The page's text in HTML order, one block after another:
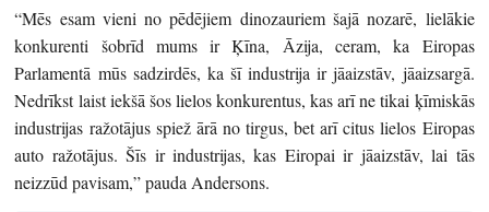
“Mēs esam vieni no pēdējiem dinozauriem šajā nozarē, lielākie
konkurenti šobrīd mums ir Ķīna, Āzija, ceram, ka Eiropas
Parlamentā mūs sadzirdēs, ka šī industrija ir jāaizstāv, jāaizsargā.
Nedrīkst laist iekšā šos lielos konkurentus, kas arī ne tikai ķīmiskās
industrijas ražotājus spiež ārā no tirgus, bet arī citus lielos Eiropas
auto ražotājus. Šīs ir industrijas, kas Eiropai ir jāaizstāv, lai tās
neizzūd pavisam,” pauda Andersons.